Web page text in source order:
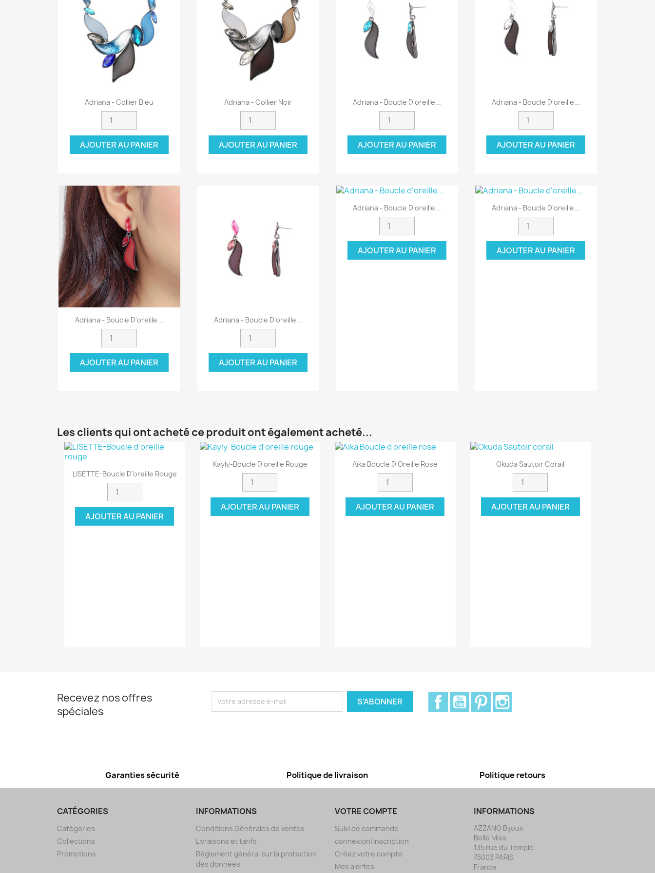
Aperçu rapide
Adriana - Collier Bleu
AJOUTER AU PANIER
Aperçu rapide
Adriana - Collier Noir
AJOUTER AU PANIER
Aperçu rapide
Adriana - Boucle D'oreille...
AJOUTER AU PANIER
Aperçu rapide
Adriana - Boucle D'oreille...
AJOUTER AU PANIER
Aperçu rapide
Adriana - Boucle D'oreille...
AJOUTER AU PANIER
Aperçu rapide
Adriana - Boucle D'oreille...
AJOUTER AU PANIER
Aperçu rapide
Adriana - Boucle D'oreille...
AJOUTER AU PANIER
Aperçu rapide
Adriana - Boucle D'oreille...
AJOUTER AU PANIER
Les clients qui ont acheté ce produit ont également acheté...
Aperçu rapide
LISETTE-Boucle D'oreille Rouge
AJOUTER AU PANIER
Aperçu rapide
Kayly-Boucle D'oreille Rouge
AJOUTER AU PANIER
Aperçu rapide
Aika Boucle D Oreille Rose
AJOUTER AU PANIER
Aperçu rapide
Okuda Sautoir Corail
AJOUTER AU PANIER
Recevez nos offres
spéciales
FacebookYouTubePinterest
Garanties sécurité Politique de livraison Politique retours
CATÉGORIES
Catégories
Collections
Promotions
INFORMATIONS
Conditions Générales de ventes
Livraisons et tarifs
Règlement général sur la protection
des données
VOTRE COMPTE
Suivi de commande
connexion/inscription
Créez votre compte
Mes alertes
INFORMATIONS
AZZANO Bijoux
Belle Miss
135 rue du Temple
75003 PARIS
France